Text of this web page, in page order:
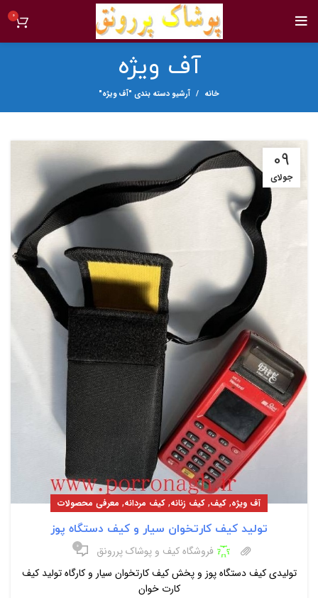
0
آف ویژه
خانه آرشیو دسته بندی "آف ویژه"
09
جولای
آف ویژه, کیف, کیف زنانه, کیف مردانه, معرفی محصولات
تولید کیف کارتخوان سیار و کیف دستگاه پوز
فروشگاه کیف و پوشاک پررونق ۰
تولیدی کیف دستگاه پوز و پخش کیف کارتخوان سیار و کارگاه تولید کیف
کارت خوان